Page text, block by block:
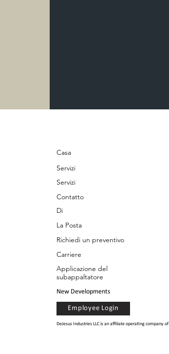
Casa
Servizi
Servizi
Contatto
Di
La Posta
Richiedi un preventivo
Carriere
Applicazione del
subappaltatore
New Developments
Employee Login
DeJesus Industries LLC is an affiliate operating company of